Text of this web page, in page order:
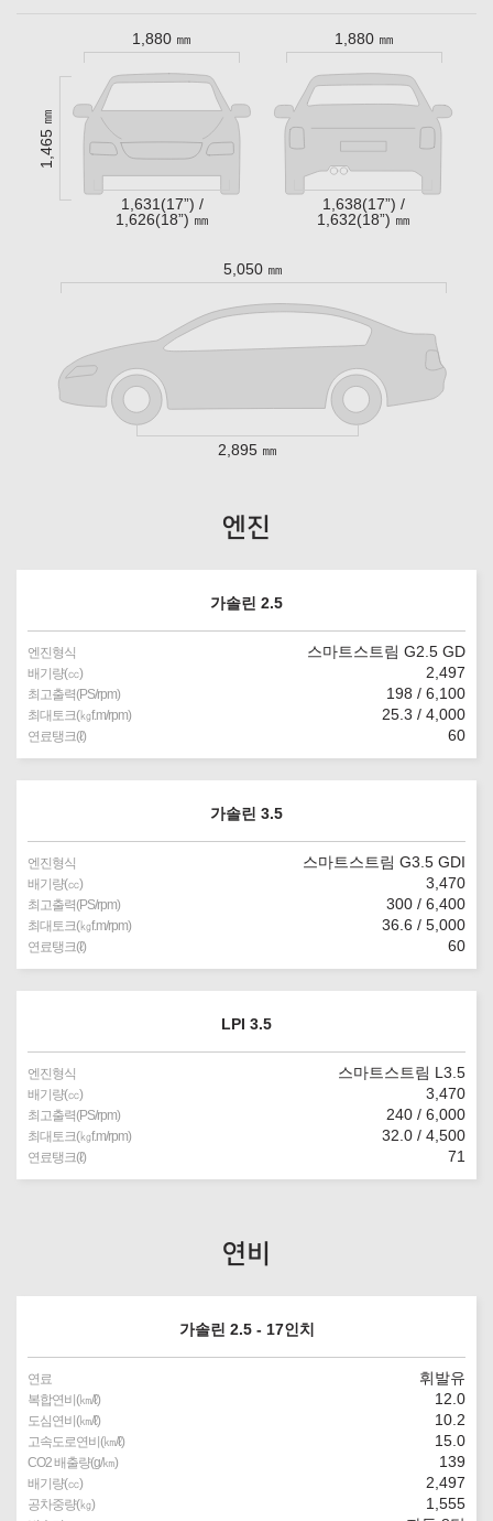
1,880 ㎜ 1,880 ㎜
1,465 ㎜
1,631(17”) /
1,626(18”) ㎜
1,638(17”) /
1,632(18”) ㎜
5,050 ㎜
2,895 ㎜
엔진
가솔린 2.5
엔진형식 스마트스트림 G2.5 GD
배기량(㏄) 2,497
최고출력(PS/rpm) 198 / 6,100
최대토크(㎏f.m/rpm) 25.3 / 4,000
연료탱크(ℓ) 60
가솔린 3.5
엔진형식 스마트스트림 G3.5 GDI
배기량(㏄) 3,470
최고출력(PS/rpm) 300 / 6,400
최대토크(㎏f.m/rpm) 36.6 / 5,000
연료탱크(ℓ) 60
LPI 3.5
엔진형식 스마트스트림 L3.5
배기량(㏄) 3,470
최고출력(PS/rpm) 240 / 6,000
최대토크(㎏f.m/rpm) 32.0 / 4,500
연료탱크(ℓ) 71
연비
가솔린 2.5 - 17인치
연료 휘발유
복합연비(㎞/ℓ) 12.0
도심연비(㎞/ℓ) 10.2
고속도로연비(㎞/ℓ) 15.0
CO2 배출량(g/㎞) 139
배기량(㏄) 2,497
공차중량(㎏) 1,555